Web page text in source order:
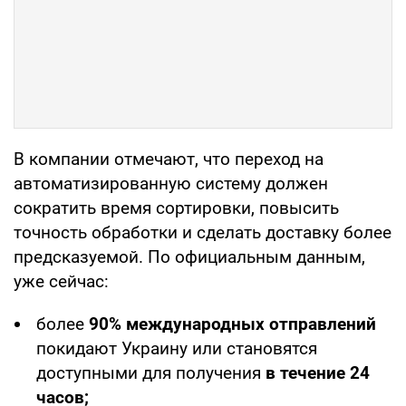
В компании отмечают, что переход на
автоматизированную систему должен
сократить время сортировки, повысить
точность обработки и сделать доставку более
предсказуемой. По официальным данным,
уже сейчас:
более 90% международных отправлений
покидают Украину или становятся
доступными для получения в течение 24
часов;